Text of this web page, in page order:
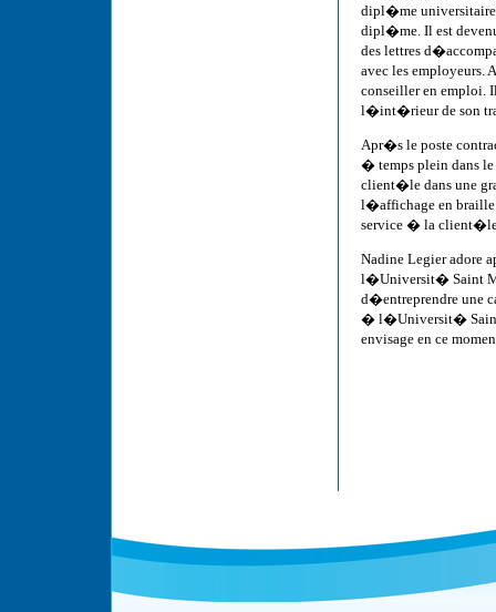
dipl�me
dipl�me. Il est
des lettres
avec les employeurs.
conseiller en
l�int�rieur de son
Apr�s le poste
� temps plein dans
client�le dans une
l�affichage en
service � la
Nadine Legier adore
l�Universit� Saint
d�entreprendre une
� l�Universit�
envisage en ce